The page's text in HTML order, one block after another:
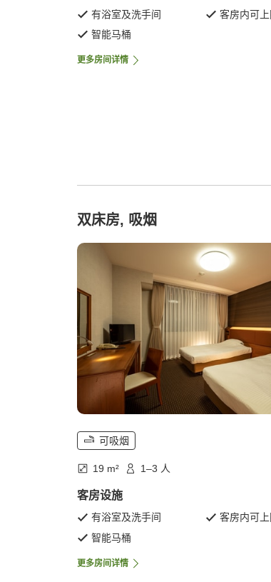
有浴室及洗手间
客房内可上
智能马桶
更多房间详情
双床房, 吸烟
可吸烟
19 m² 1–3 人
客房设施
有浴室及洗手间
客房内可上
智能马桶
更多房间详情